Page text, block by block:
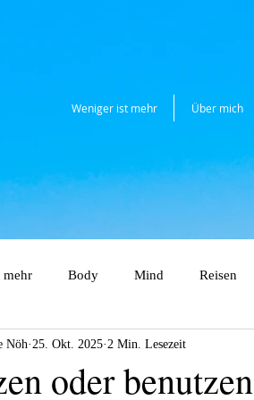
Weniger ist mehr Über mich
mehr Body Mind Reisen
oder benutzen
Nöh 25. Okt. 2025 2 Min. Lesezeit